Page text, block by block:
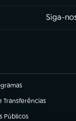
Siga-
aba)
Transferências
aba)
Públicos
aba)